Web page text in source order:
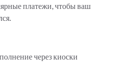
платежи, чтобы ваш
через киоски